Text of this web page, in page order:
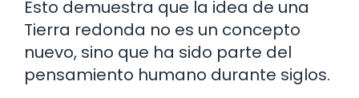
Esto demuestra que la idea de una
Tierra redonda no es un concepto
nuevo, sino que ha sido parte del
pensamiento humano durante siglos.